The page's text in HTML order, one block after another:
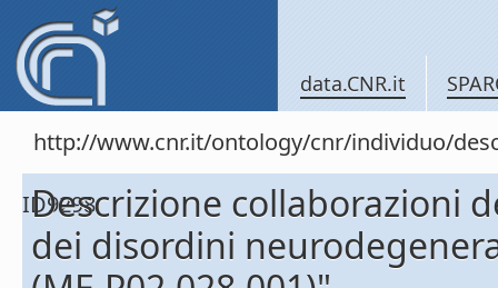
data.CNR.it
http://www.cnr.it/ontology/cnr/individuo/
ID9298
Descrizione collaborazioni
dei disordini